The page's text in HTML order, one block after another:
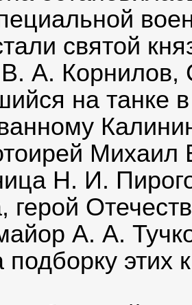
святой
А. Корнилов,
на танке
Михаил
Н. И.
герой
А. А.
подборку этих